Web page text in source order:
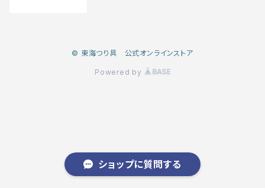
© 東海つり具 公式オンラインストア
Powered by
ショップに質問する